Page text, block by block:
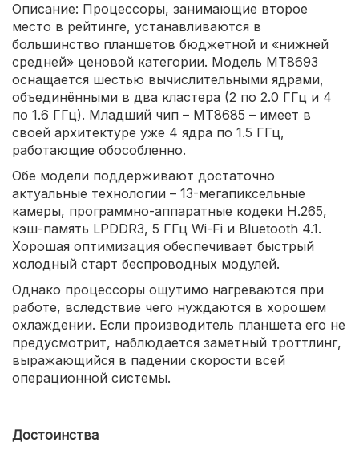
Описание: Процессоры, занимающие второе
место в рейтинге, устанавливаются в
большинство планшетов бюджетной и «нижней
средней» ценовой категории. Модель MT8693
оснащается шестью вычислительными ядрами,
объединёнными в два кластера (2 по 2.0 ГГц и 4
по 1.6 ГГц). Младший чип – MT8685 – имеет в
своей архитектуре уже 4 ядра по 1.5 ГГц,
работающие обособленно.
Обе модели поддерживают достаточно
актуальные технологии – 13-мегапиксельные
камеры, программно-аппаратные кодеки H.265,
кэш-память LPDDR3, 5 ГГц Wi-Fi и Bluetooth 4.1.
Хорошая оптимизация обеспечивает быстрый
холодный старт беспроводных модулей.
Однако процессоры ощутимо нагреваются при
работе, вследствие чего нуждаются в хорошем
охлаждении. Если производитель планшета его не
предусмотрит, наблюдается заметный троттлинг,
выражающийся в падении скорости всей
операционной системы.
Достоинства